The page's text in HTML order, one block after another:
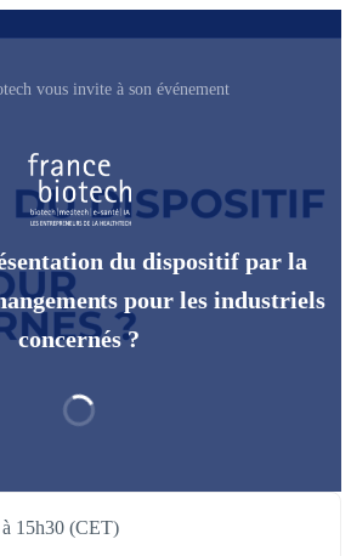
vous invite à son événement
du dispositif par la
pour les industriels
concernés ?
15h30 (CET)